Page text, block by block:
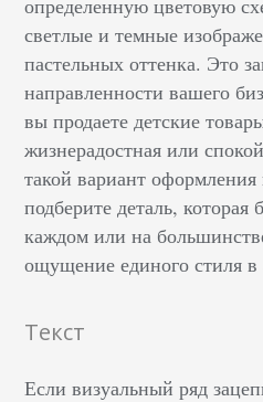
определенную цветовую
светлые и темные
пастельных оттенка. Это
направленности вашего
вы продаете детские
жизнерадостная или
такой вариант
подберите деталь, которая
каждом или на
ощущение единого стиля в
Текст
Если визуальный ряд